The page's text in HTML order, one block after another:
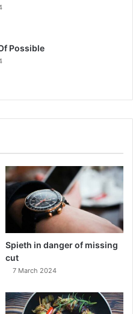
Possible
Spieth in danger of missing
cut
7 March 2024